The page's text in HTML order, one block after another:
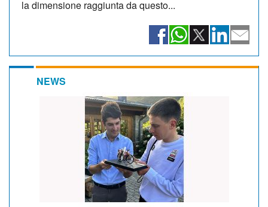
la dimensione raggiunta da questo...
NEWS